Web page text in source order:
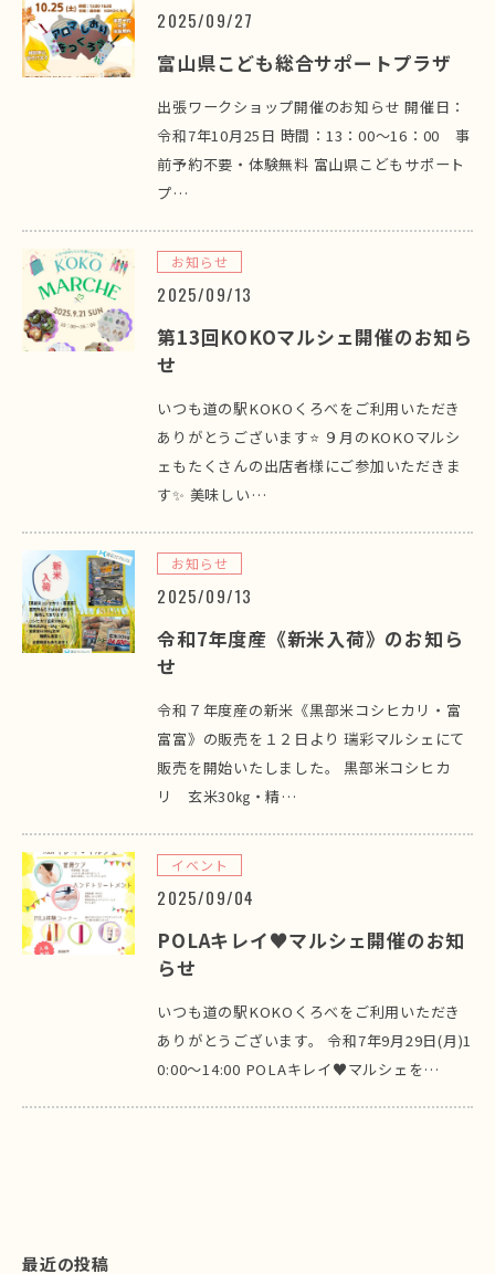
2025/09/27
富山県こども総合サポートプラザ
出張ワークショップ開催のお知らせ 開催日：
令和7年10月25日 時間：13：00～16：00 事
前予約不要・体験無料 富山県こどもサポート
プ…
お知らせ
2025/09/13
第13回KOKOマルシェ開催のお知ら
せ
いつも道の駅KOKOくろべをご利用いただき
ありがとうございます⭐ ９月のKOKOマルシ
ェもたくさんの出店者様にご参加いただきま
す✨ 美味しい…
お知らせ
2025/09/13
令和7年度産《新米入荷》のお知ら
せ
令和７年度産の新米《黒部米コシヒカリ・富
富富》の販売を１２日より 瑞彩マルシェにて
販売を開始いたしました。 黒部米コシヒカ
リ 玄米30㎏・精…
イベント
2025/09/04
POLAキレイ♥マルシェ開催のお知
らせ
いつも道の駅KOKOくろべをご利用いただき
ありがとうございます。 令和7年9月29日(月)1
0:00～14:00 POLAキレイ♥マルシェを…
最近の投稿